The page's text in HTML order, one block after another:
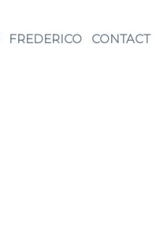
FREDERICO CONTACT